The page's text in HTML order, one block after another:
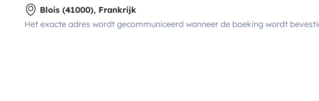
Blois (41000), Frankrijk
Het exacte adres wordt gecommuniceerd wanneer de boeking wordt